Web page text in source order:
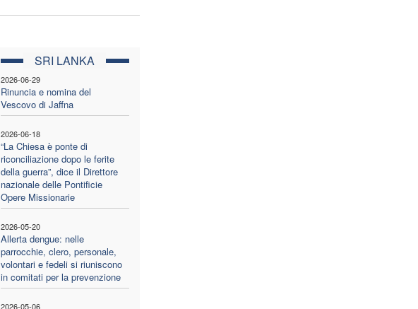
SRI LANKA
2026-06-29
Rinuncia e nomina del
Vescovo di Jaffna
2026-06-18
“La Chiesa è ponte di
riconciliazione dopo le ferite
della guerra”, dice il Direttore
nazionale delle Pontificie
Opere Missionarie
2026-05-20
Allerta dengue: nelle
parrocchie, clero, personale,
volontari e fedeli si riuniscono
in comitati per la prevenzione
2026-05-06